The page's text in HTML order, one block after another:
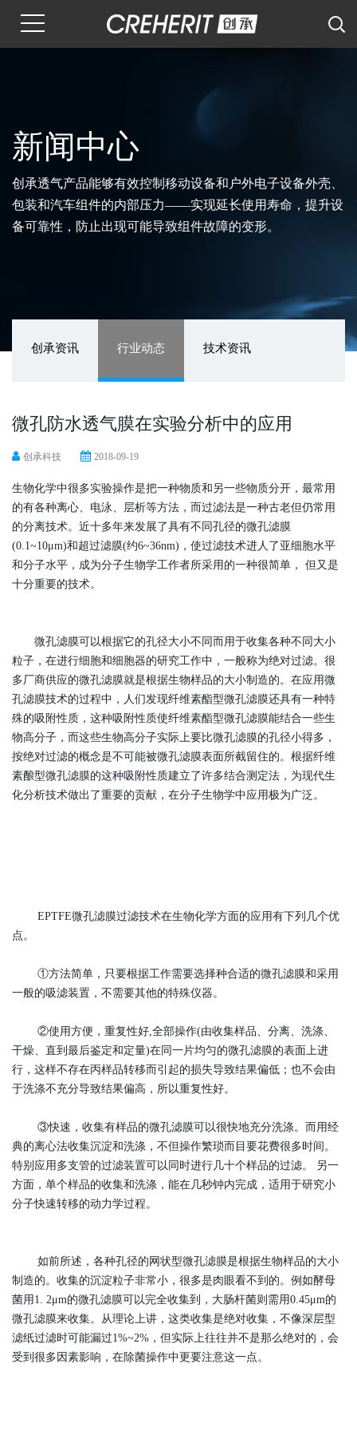
新闻中心
创承透气产品能够有效控制移动设备和户外电子设备外壳、
包装和汽车组件的内部压力——实现延长使用寿命，提升设
备可靠性，防止出现可能导致组件故障的变形。
创承资讯 行业动态 技术资讯
微孔防水透气膜在实验分析中的应用
创承科技 2018-09-19
生物化学中很多实验操作是把一种物质和另一些物质分开，最常用
的有各种离心、电泳、层析等方法，而过滤法是一种古老但仍常用
的分离技术。近十多年来发展了具有不同孔径的微孔滤膜
(0.1~10μm)和超过滤膜(约6~36nm)，使过滤技术进人了亚细胞水平
和分子水平，成为分子生物学工作者所采用的一种很简单， 但又是
十分重要的技术。
微孔滤膜可以根据它的孔径大小不同而用于收集各种不同大小
粒子，在进行细胞和细胞器的研究工作中，一般称为绝对过滤。很
多厂商供应的微孔滤膜就是根据生物样品的大小制造的。在应用微
孔滤膜技术的过程中，人们发现纤维素酯型微孔滤膜还具有一种特
殊的吸附性质，这种吸附性质使纤维素酯型微孔滤膜能结合一些生
物高分子，而这些生物高分子实际上要比微孔滤膜的孔径小得多，
按绝对过滤的概念是不可能被微孔滤膜表面所截留住的。根据纤维
素酿型微孔滤膜的这种吸附性质建立了许多结合测定法，为现代生
化分析技术做出了重要的贡献，在分子生物学中应用极为广泛。
EPTFE微孔滤膜过滤技术在生物化学方面的应用有下列几个优
点。
①方法简单，只要根据工作需要选择种合适的微孔滤膜和采用
一般的吸滤装置，不需要其他的特殊仪器。
②使用方便，重复性好,全部操作(由收集样品、分离、洗涤、
干燥、直到最后鉴定和定量)在同一片均匀的微孔滤膜的表面上进
行，这样不存在丙样品转移而引起的损失导致结果偏低；也不会由
于洗涤不充分导致结果偏高，所以重复性好。
③快速，收集有样品的微孔滤膜可以很快地充分洗涤。而用经
典的离心法收集沉淀和洗涤，不但操作繁琐而目要花费很多时间。
特别应用多支管的过滤装置可以同时进行几十个样品的过滤。 另一
方面，单个样品的收集和洗涤，能在几秒钟内完成，适用于研究小
分子快速转移的动力学过程。
如前所述，各种孔径的网状型微孔滤膜是根据生物样品的大小
制造的。收集的沉淀粒子非常小，很多是肉眼看不到的。例如酵母
菌用1. 2μm的微孔滤膜可以完全收集到，大肠杆菌则需用0.45μm的
微孔滤膜来收集。从理论上讲，这类收集是绝对收集，不像深层型
滤纸过滤时可能漏过1%~2%，但实际上往往并不是那么绝对的，会
受到很多因素影响，在除菌操作中更要注意这一点。